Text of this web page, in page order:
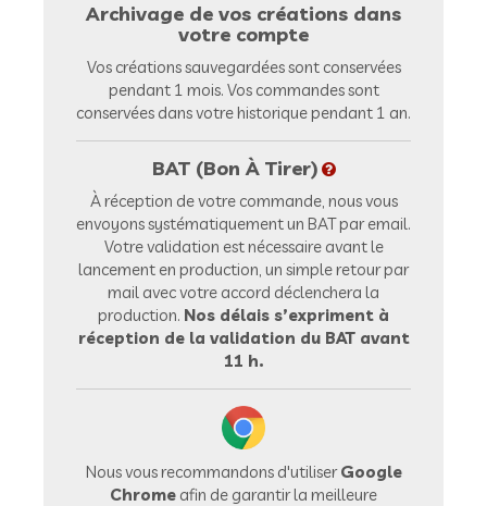
Archivage de vos créations dans
votre compte
Vos créations sauvegardées sont conservées
pendant 1 mois. Vos commandes sont
conservées dans votre historique pendant 1 an.
BAT (Bon À Tirer)
À réception de votre commande, nous vous
envoyons systématiquement un BAT par email.
Votre validation est nécessaire avant le
lancement en production, un simple retour par
mail avec votre accord déclenchera la
production. Nos délais s’expriment à
réception de la validation du BAT avant
11 h.
Nous vous recommandons d'utiliserGoogle
Chrome afin de garantir la meilleure